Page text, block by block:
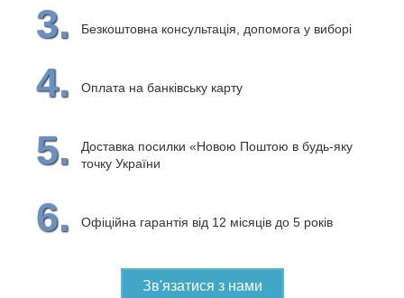
3. Безкоштовна консультація, допомога у виборі
4. Оплата на банківську карту
5.
Доставка посилки «Новою Поштою в будь-яку
точку України
6. Офіційна гарантія від 12 місяців до 5 років
Зв'язатися з нами